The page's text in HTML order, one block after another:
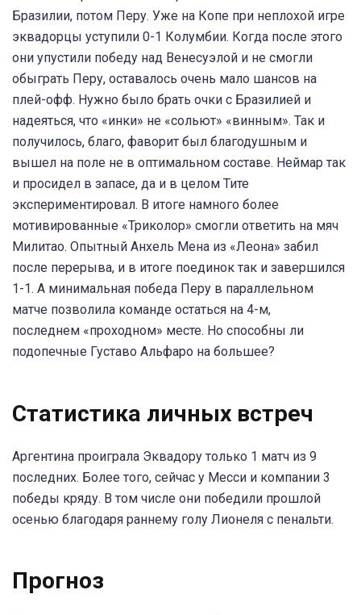
Бразилии, потом Перу. Уже на Копе при неплохой игре
эквадорцы уступили 0-1 Колумбии. Когда после этого
они упустили победу над Венесуэлой и не смогли
обыграть Перу, оставалось очень мало шансов на
плей-офф. Нужно было брать очки с Бразилией и
надеяться, что «инки» не «сольют» «винным». Так и
получилось, благо, фаворит был благодушным и
вышел на поле не в оптимальном составе. Неймар так
и просидел в запасе, да и в целом Тите
экспериментировал. В итоге намного более
мотивированные «Триколор» смогли ответить на мяч
Милитао. Опытный Анхель Мена из «Леона» забил
после перерыва, и в итоге поединок так и завершился
1-1. А минимальная победа Перу в параллельном
матче позволила команде остаться на 4-м,
последнем «проходном» месте. Но способны ли
подопечные Густаво Альфаро на большее?
Статистика личных встреч
Аргентина проиграла Эквадору только 1 матч из 9
последних. Более того, сейчас у Месси и компании 3
победы кряду. В том числе они победили прошлой
осенью благодаря раннему голу Лионеля с пенальти.
Прогноз